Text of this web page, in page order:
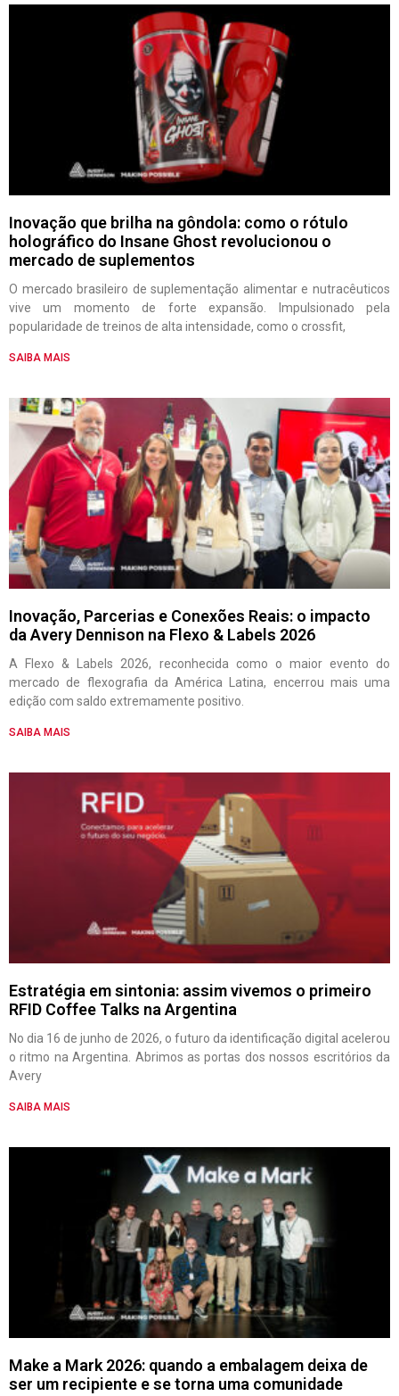
Inovação que brilha na gôndola: como o rótulo
holográfico do Insane Ghost revolucionou o
mercado de suplementos
O mercado brasileiro de suplementação alimentar e nutracêuticos
vive um momento de forte expansão. Impulsionado pela
popularidade de treinos de alta intensidade, como o crossfit,
SAIBA MAIS
Inovação, Parcerias e Conexões Reais: o impacto
da Avery Dennison na Flexo & Labels 2026
A Flexo & Labels 2026, reconhecida como o maior evento do
mercado de flexografia da América Latina, encerrou mais uma
edição com saldo extremamente positivo.
SAIBA MAIS
Estratégia em sintonia: assim vivemos o primeiro
RFID Coffee Talks na Argentina
No dia 16 de junho de 2026, o futuro da identificação digital acelerou
o ritmo na Argentina. Abrimos as portas dos nossos escritórios da
Avery
SAIBA MAIS
Make a Mark 2026: quando a embalagem deixa de
ser um recipiente e se torna uma comunidade